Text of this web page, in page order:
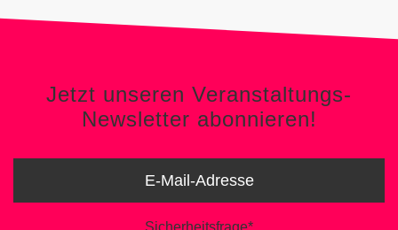
Jetzt unseren Veranstaltungs-
Newsletter abonnieren!
Sicherheitsfrage*